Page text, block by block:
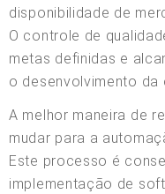
disponibilidade de
O controle de
metas definidas e
o desenvolvimento da
A melhor maneira de
mudar para a
Este processo é
implementação de